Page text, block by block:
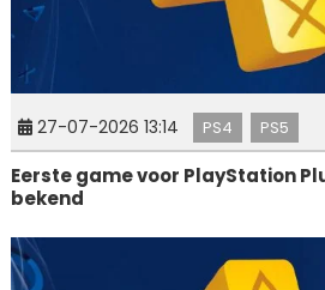
27-07-2026 13:14 PS4 PS5
Eerste game voor PlayStation
bekend